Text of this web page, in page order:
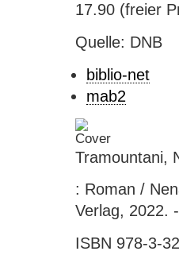
17.90 (freier
Quelle: DNB
biblio-net
mab2
Tramountani,
: Roman /
Verlag, 2022.
ISBN 978-3-